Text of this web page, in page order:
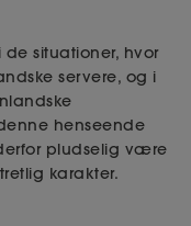
situationer, hvor
servere, og i
henseende
pludselig være
karakter.